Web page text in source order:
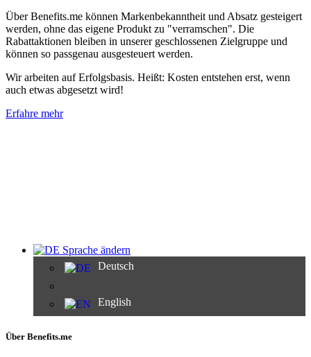
Über Benefits.me können Markenbekanntheit und Absatz gesteigert
werden, ohne das eigene Produkt zu "verramschen". Die
Rabattaktionen bleiben in unserer geschlossenen Zielgruppe und
können so passgenau ausgesteuert werden.
Wir arbeiten auf Erfolgsbasis. Heißt: Kosten entstehen erst, wenn
auch etwas abgesetzt wird!
Erfahre mehr
Sprache ändern
Deutsch
English
Über Benefits.me